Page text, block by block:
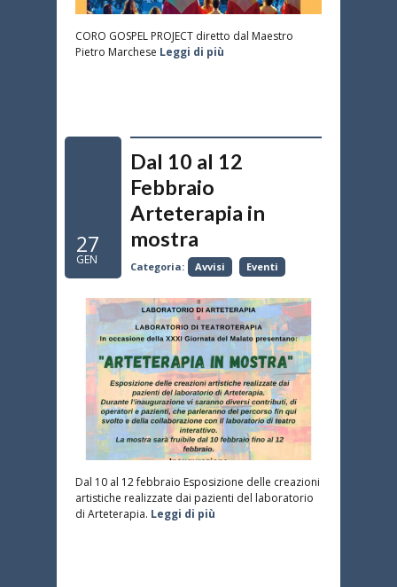
CORO GOSPEL PROJECT diretto dal Maestro
Pietro Marchese Leggi di più
27
GEN
Dal 10 al 12
Febbraio
Arteterapia in
mostra
Categoria: Avvisi Eventi
Dal 10 al 12 febbraio Esposizione delle creazioni
artistiche realizzate dai pazienti del laboratorio
di Arteterapia. Leggi di più